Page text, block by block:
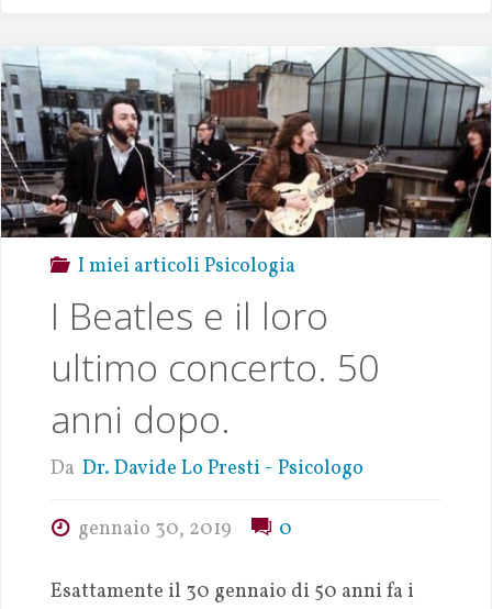
p
p
n
k
I miei articoli Psicologia
I Beatles e il loro
ultimo concerto. 50
anni dopo.
Da Dr. Davide Lo Presti - Psicologo
gennaio 30, 2019 0
Esattamente il 30 gennaio di 50 anni fa i